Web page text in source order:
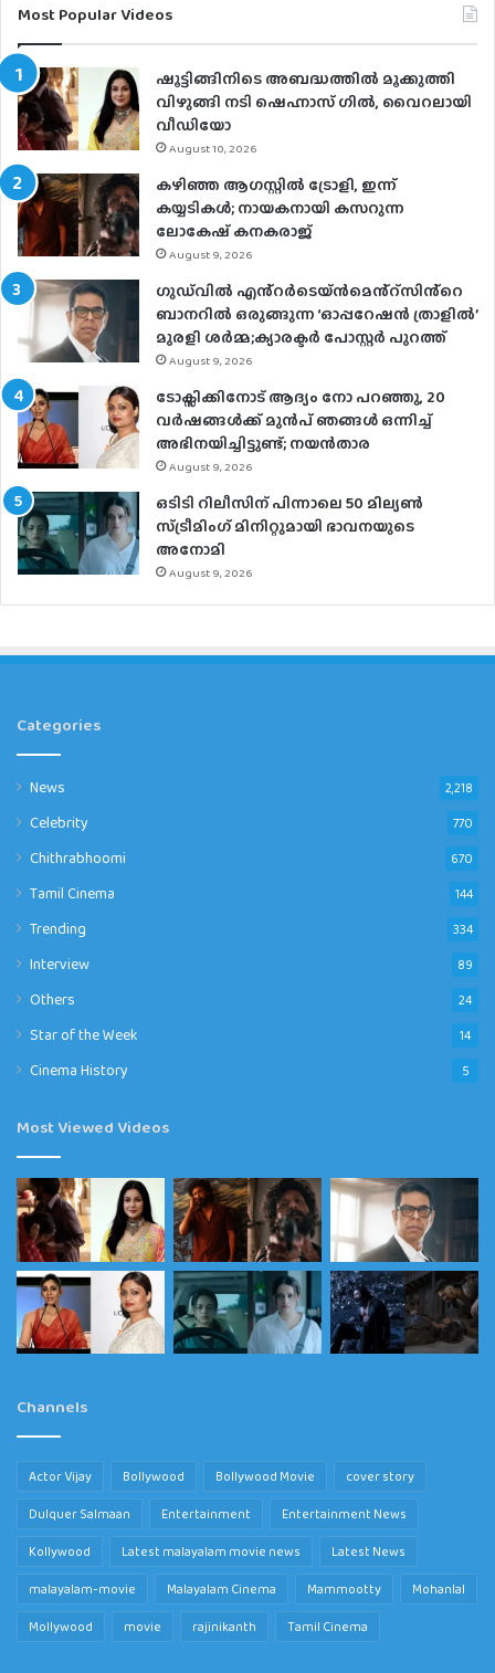
Most Popular Videos
ഷൂട്ടിങ്ങിനിടെ അബദ്ധത്തില്‍ മൂക്കുത്തി
വിഴുങ്ങി നടി ഷെഹ്നാസ് ഗില്‍, വൈറലായി
വീഡിയോ
August 10, 2026
കഴിഞ്ഞ ആഗസ്റ്റിൽ ട്രോളി, ഇന്ന്
കയ്യടികൾ; നായകനായി കസറുന്ന
ലോകേഷ് കനകരാജ്
August 9, 2026
ഗുഡ്‌വിൽ എൻ്റർടെയ്ൻമെൻ്റ്സിൻ്റെ
ബാനറിൽ ഒരുങ്ങുന്ന ‘ഓപ്പറേഷൻ ത്രാളിൽ’
മുരളി ശർമ്മ;ക്യാരക്ടർ പോസ്റ്റർ പുറത്ത്
August 9, 2026
ടോക്സിക്കിനോട് ആദ്യം നോ പറഞ്ഞു, 20
വർഷങ്ങൾക്ക് മുൻപ് ഞങ്ങൾ ഒന്നിച്ച്
അഭിനയിച്ചിട്ടുണ്ട്; നയൻ‌താര
August 9, 2026
ഒടിടി റിലീസിന് പിന്നാലെ 50 മില്യൺ
സ്ട്രീമിം​ഗ് മിനിറ്റുമായി ഭാവനയുടെ
അനോമി
August 9, 2026
Categories
News 2,218
Celebrity 770
Chithrabhoomi 670
Tamil Cinema 144
Trending 334
Interview 89
Others 24
Star of the Week 14
Cinema History 5
Most Viewed Videos
Channels
Actor Vijay Bollywood Bollywood Movie
cover story
Dulquer Salmaan
Entertainment
Entertainment News
Kollywood
Latest malayalam movie news
Latest News
malayalam-movie
Malayalam Cinema Mammootty
Mohanlal
Mollywood
movie rajinikanth Tamil Cinema